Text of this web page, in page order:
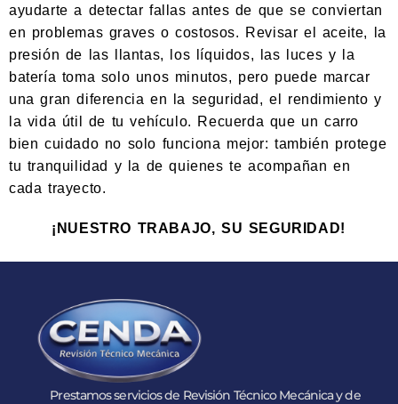
ayudarte a detectar fallas antes de que se conviertan
en problemas graves o costosos. Revisar el aceite, la
presión de las llantas, los líquidos, las luces y la
batería toma solo unos minutos, pero puede marcar
una gran diferencia en la seguridad, el rendimiento y
la vida útil de tu vehículo. Recuerda que un carro
bien cuidado no solo funciona mejor: también protege
tu tranquilidad y la de quienes te acompañan en
cada trayecto.
¡NUESTRO TRABAJO, SU SEGURIDAD!
Prestamos servicios de Revisión Técnico Mecánica y de